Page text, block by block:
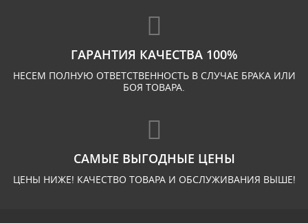
ГАРАНТИЯ КАЧЕСТВА 100%
НЕСЕМ ПОЛНУЮ ОТВЕТСТВЕННОСТЬ В СЛУЧАЕ БРАКА ИЛИ
БОЯ ТОВАРА.
САМЫЕ ВЫГОДНЫЕ ЦЕНЫ
ЦЕНЫ НИЖЕ! КАЧЕСТВО ТОВАРА И ОБСЛУЖИВАНИЯ ВЫШЕ!